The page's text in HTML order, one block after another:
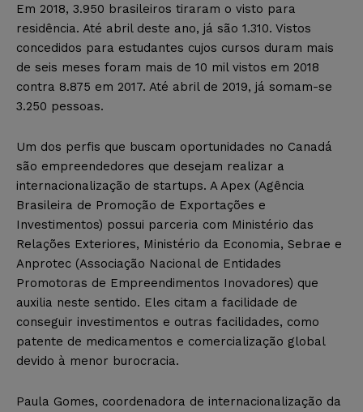
Em 2018, 3.950 brasileiros tiraram o visto para
residência. Até abril deste ano, já são 1.310. Vistos
concedidos para estudantes cujos cursos duram mais
de seis meses foram mais de 10 mil vistos em 2018
contra 8.875 em 2017. Até abril de 2019, já somam-se
3.250 pessoas.
Um dos perfis que buscam oportunidades no Canadá
são empreendedores que desejam realizar a
internacionalização de startups. A Apex (Agência
Brasileira de Promoção de Exportações e
Investimentos) possui parceria com Ministério das
Relações Exteriores, Ministério da Economia, Sebrae e
Anprotec (Associação Nacional de Entidades
Promotoras de Empreendimentos Inovadores) que
auxilia neste sentido. Eles citam a facilidade de
conseguir investimentos e outras facilidades, como
patente de medicamentos e comercialização global
devido à menor burocracia.
Paula Gomes, coordenadora de internacionalização da